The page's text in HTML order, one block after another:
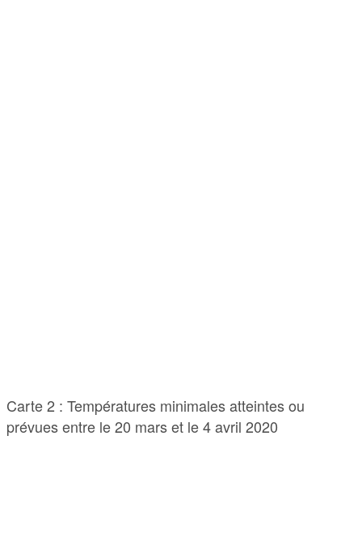
Carte 2 : Températures minimales atteintes ou
prévues entre le 20 mars et le 4 avril 2020